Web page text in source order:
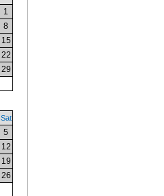
1
8
15
22
29
Sat
5
12
19
26